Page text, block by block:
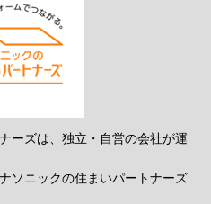
ーズは、独立・自営の会社が運
ソニックの住まいパートナーズ